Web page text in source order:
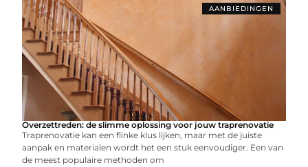
AANBIEDINGEN
Overzettreden: de slimme oplossing voor jouw traprenovatie
Traprenovatie kan een flinke klus lijken, maar met de juiste
aanpak en materialen wordt het een stuk eenvoudiger. Een van
de meest populaire methoden om